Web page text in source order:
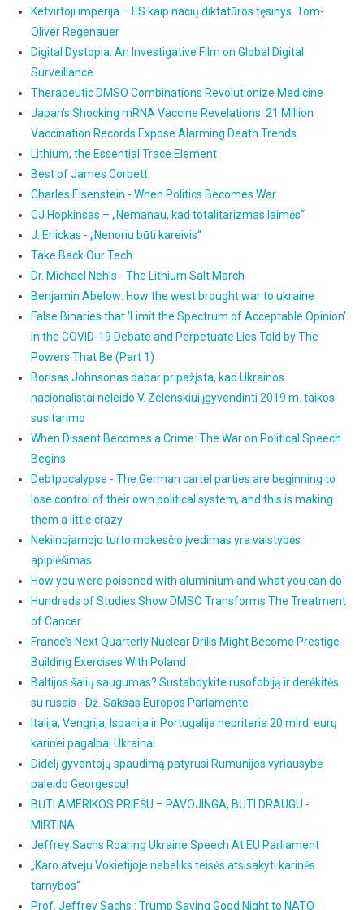
Ketvirtoji imperija – ES kaip nacių diktatūros tęsinys. Tom-
Oliver Regenauer
Digital Dystopia: An Investigative Film on Global Digital
Surveillance
Therapeutic DMSO Combinations Revolutionize Medicine
Japan’s Shocking mRNA Vaccine Revelations: 21 Million
Vaccination Records Expose Alarming Death Trends
Lithium, the Essential Trace Element
Best of James Corbett
Charles Eisenstein - When Politics Becomes War
CJ Hopkinsas – „Nemanau, kad totalitarizmas laimės“
J. Erlickas - „Nenoriu būti kareivis“
Take Back Our Tech
Dr. Michael Nehls - The Lithium Salt March
Benjamin Abelow: How the west brought war to ukraine
False Binaries that 'Limit the Spectrum of Acceptable Opinion'
in the COVID-19 Debate and Perpetuate Lies Told by The
Powers That Be (Part 1)
Borisas Johnsonas dabar pripažįsta, kad Ukrainos
nacionalistai neleido V. Zelenskiui įgyvendinti 2019 m. taikos
susitarimo
When Dissent Becomes a Crime: The War on Political Speech
Begins
Debtpocalypse - The German cartel parties are beginning to
lose control of their own political system, and this is making
them a little crazy
Nekilnojamojo turto mokesčio įvedimas yra valstybės
apiplėšimas
How you were poisoned with aluminium and what you can do
Hundreds of Studies Show DMSO Transforms The Treatment
of Cancer
France’s Next Quarterly Nuclear Drills Might Become Prestige-
Building Exercises With Poland
Baltijos šalių saugumas? Sustabdykite rusofobiją ir derėkitės
su rusais - Dž. Saksas Europos Parlamente
Italija, Vengrija, Ispanija ir Portugalija nepritaria 20 mlrd. eurų
karinei pagalbai Ukrainai
Didelį gyventojų spaudimą patyrusi Rumunijos vyriausybė
paleido Georgescu!
BŪTI AMERIKOS PRIEŠU – PAVOJINGA, BŪTI DRAUGU -
MIRTINA
Jeffrey Sachs Roaring Ukraine Speech At EU Parliament
„Karo atveju Vokietijoje nebeliks teisės atsisakyti karinės
tarnybos“
Prof. Jeffrey Sachs : Trump Saying Good Night to NATO